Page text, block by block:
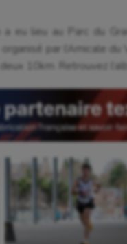
a eu lieu au Parc du
organisé par l’Amicale
10km. Retrouvez